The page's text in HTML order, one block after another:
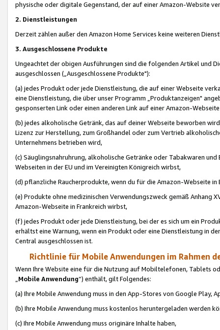
physische oder digitale Gegenstand, der auf einer Amazon-Website
2. Dienstleistungen
Derzeit zählen außer den Amazon Home Services keine weiteren
3. Ausgeschlossene Produkte
Ungeachtet der obigen Ausführungen sind die folgenden Artikel und
ausgeschlossen („Ausgeschlossene Produkte"):
(a) jedes Produkt oder jede Dienstleistung, die auf einer Webseite
eine Dienstleistung, die über unser Programm „Produktanzeigen"
gesponserten Link oder einen anderen Link auf einer Amazon-
(b) jedes alkoholische Getränk, das auf deiner Webseite beworben
Lizenz zur Herstellung, zum Großhandel oder zum Vertrieb
Unternehmens betrieben wird,
(c) Säuglingsnahruhrung, alkoholische Getränke oder Tabakwaren
Webseiten in der EU und im Vereinigten Königreich wirbst,
(d) pflanzliche Raucherprodukte, wenn du für die Amazon-Webseite in
(e) Produkte ohne medizinischen Verwendungszweck gemäß Anhang
Amazon-Webseite in Frankreich wirbst,
(f) jedes Produkt oder jede Dienstleistung, bei der es sich um ein
erhältst eine Warnung, wenn ein Produkt oder eine Dienstleistung in
Central ausgeschlossen ist.
Richtlinie für Mobile Anwendungen im Rahmen
Wenn Ihre Website eine für die Nutzung auf Mobiltelefonen, Tablets
„Mobile Anwendung“) enthält, gilt Folgendes:
(a) Ihre Mobile Anwendung muss in den App-Stores von Google Play,
(b) Ihre Mobile Anwendung muss kostenlos heruntergeladen werden
(c) Ihre Mobile Anwendung muss originäre Inhalte haben,